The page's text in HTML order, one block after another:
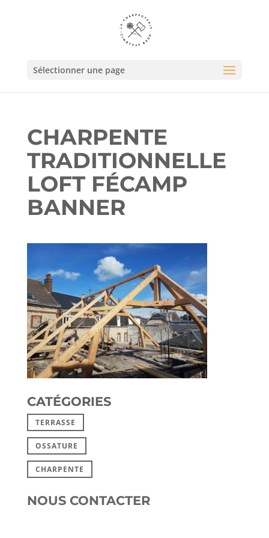
Sélectionner une page
CHARPENTE
TRADITIONNELLE
LOFT FÉCAMP
BANNER
CATÉGORIES
TERRASSE
OSSATURE
CHARPENTE
NOUS CONTACTER